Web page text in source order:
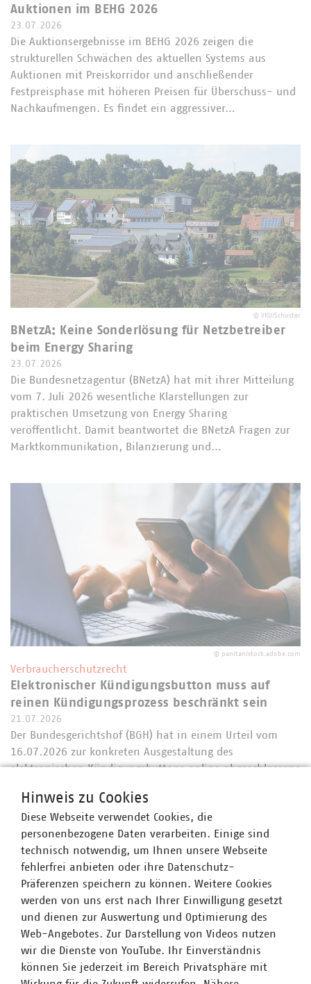
Auktionen im BEHG 2026
23.07.2026
Die Auktionsergebnisse im BEHG 2026 zeigen die
strukturellen Schwächen des aktuellen Systems aus
Auktionen mit Preiskorridor und anschließender
Festpreisphase mit höheren Preisen für Überschuss- und
Nachkaufmengen. Es findet ein aggressiver…
© VKU/Schuster
BNetzA: Keine Sonderlösung für Netzbetreiber
beim Energy Sharing
23.07.2026
Die Bundesnetzagentur (BNetzA) hat mit ihrer Mitteilung
vom 7. Juli 2026 wesentliche Klarstellungen zur
praktischen Umsetzung von Energy Sharing
veröffentlicht. Damit beantwortet die BNetzA Fragen zur
Marktkommunikation, Bilanzierung und…
© panitan/stock.adobe.com
Verbraucherschutzrecht
Elektronischer Kündigungsbutton muss auf
reinen Kündigungsprozess beschränkt sein
21.07.2026
Der Bundesgerichtshof (BGH) hat in einem Urteil vom
16.07.2026 zur konkreten Ausgestaltung des
elektronischen Kündigungsbuttons online abgeschlossene
den reinen Kündigungsprozess hinausgehende…
Hinweis zu Cookies
Diese Webseite verwendet Cookies, die
personenbezogene Daten verarbeiten. Einige sind
technisch notwendig, um Ihnen unsere Webseite
fehlerfrei anbieten oder ihre Datenschutz-
Präferenzen speichern zu können. Weitere Cookies
werden von uns erst nach Ihrer Einwilligung gesetzt
und dienen zur Auswertung und Optimierung des
Web-Angebotes. Zur Darstellung von Videos nutzen
wir die Dienste von YouTube. Ihr Einverständnis
können Sie jederzeit im Bereich Privatsphäre mit